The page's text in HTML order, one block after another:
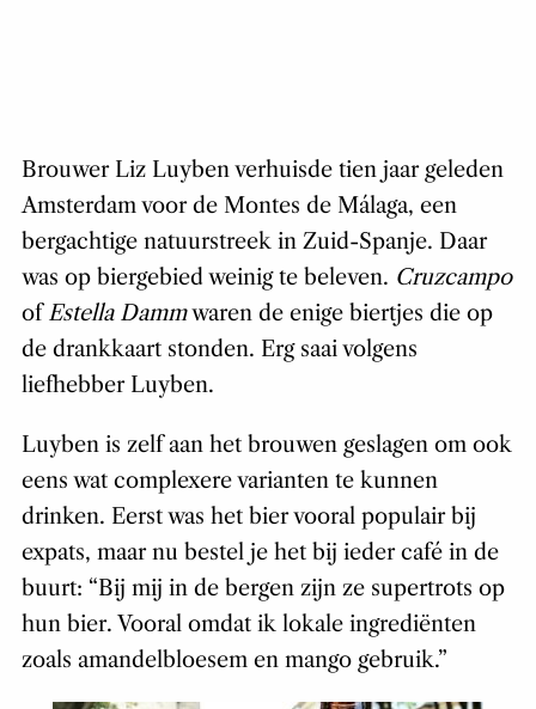
Brouwer Liz Luyben verhuisde tien jaar geleden
Amsterdam voor de Montes de Málaga, een
bergachtige natuurstreek in Zuid-Spanje. Daar
was op biergebied weinig te beleven. Cruzcampo
ofEstella Dammwaren de enige biertjes die op
de drankkaart stonden. Erg saai volgens
liefhebber Luyben.
Luyben is zelf aan het brouwen geslagen om ook
eens wat complexere varianten te kunnen
drinken. Eerst was het bier vooral populair bij
expats, maar nu bestel je het bij ieder café in de
buurt: “Bij mij in de bergen zijn ze supertrots op
hun bier. Vooral omdat ik lokale ingrediënten
zoals amandelbloesem en mango gebruik.”